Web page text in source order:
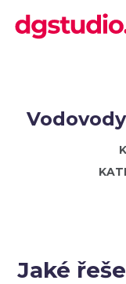
Jaké